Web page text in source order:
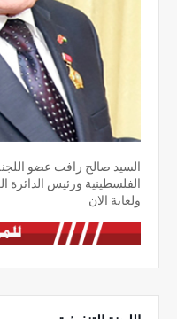
السيد صالح رافت عضو اللجنة
ولغاية الان